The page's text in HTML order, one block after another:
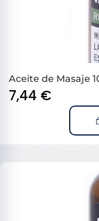
Aceite de Masaje
7,44 €